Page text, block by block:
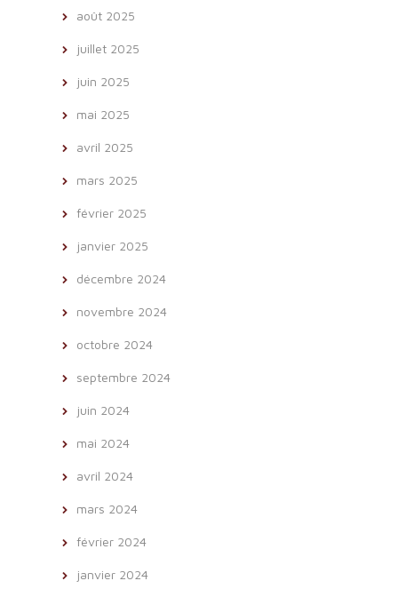
août 2025
juillet 2025
juin 2025
mai 2025
avril 2025
mars 2025
février 2025
janvier 2025
décembre 2024
novembre 2024
octobre 2024
septembre 2024
juin 2024
mai 2024
avril 2024
mars 2024
février 2024
janvier 2024